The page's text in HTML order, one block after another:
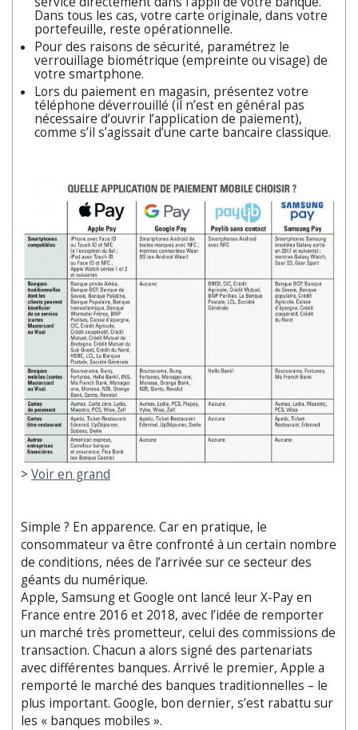
Dans tous les cas, votre carte originale, dans votre
portefeuille, reste opérationnelle.
Pour des raisons de sécurité, paramétrez le
verrouillage biométrique (empreinte ou visage) de
votre smartphone.
Lors du paiement en magasin, présentez votre
téléphone déverrouillé (il n’est en général pas
nécessaire d’ouvrir l’application de paiement),
comme s’il s’agissait d’une carte bancaire classique.
> Voir en grand
Simple ? En apparence. Car en pratique, le
consommateur va être confronté à un certain nombre
de conditions, nées de l’arrivée sur ce secteur des
géants du numérique.
Apple, Samsung et Google ont lancé leur X-Pay en
France entre 2016 et 2018, avec l’idée de remporter
un marché très prometteur, celui des commissions de
transaction. Chacun a alors signé des partenariats
avec différentes banques. Arrivé le premier, Apple a
remporté le marché des banques traditionnelles – le
plus important. Google, bon dernier, s’est rabattu sur
les « banques mobiles ».